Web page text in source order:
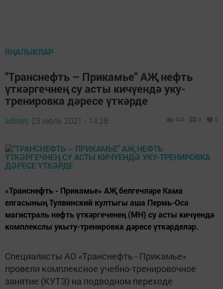
ЯҢАЛЫКЛАР
"Транснефть – Прикамье" АҖ нефть
үткәргечнең су асты кичүендә уку-
тренировка дәресе үткәрде
admin, 23 июль 2021 - 14:28 540 0 0
«Транснефть - Прикамье» АҖ белгечләре Кама
елгасының Тулвинский култыгы аша Пермь-Оса
магистраль нефть үткәргеченең (МН) су асты кичүендә
комплекслы укыту-тренировка дәресе үткәрделәр.
Специалисты АО «Транснефть - Прикамье»
провели комплексное учебно-тренировочное
занятие (КУТЗ) на подводном переходе